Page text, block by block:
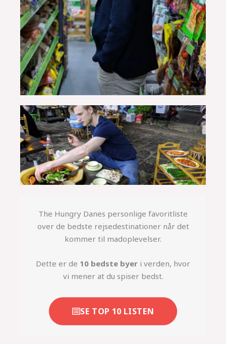
The Hungry Danes personlige favoritliste
over de bedste rejsedestinationer når det
kommer til madoplevelser.
Dette er de 10 bedste byer i verden, hvor
vi mener at du spiser bedst.
SE TOP 10 LISTEN